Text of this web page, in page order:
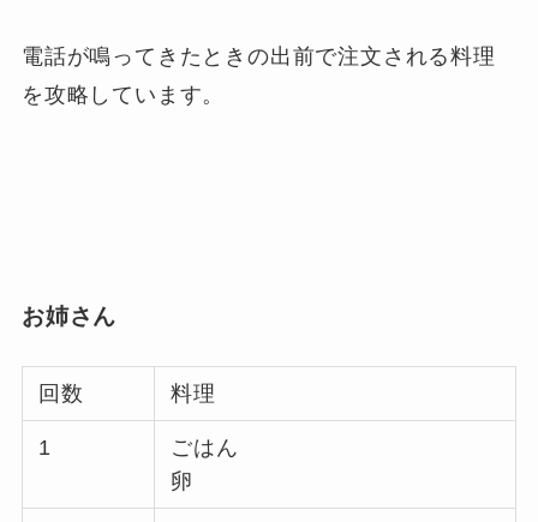
電話が鳴ってきたときの出前で注文される料理
を攻略しています。
お姉さん
回数 料理
1
ごはん
卵